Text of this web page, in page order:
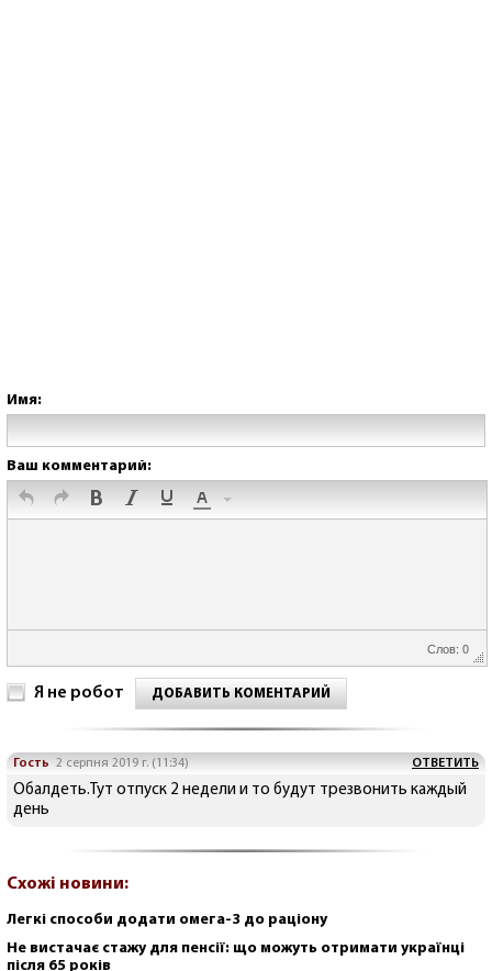
Имя:
Ваш комментарий:
Слов: 0
Я не робот ДОБАВИТЬ КОМЕНТАРИЙ
Гость 2 серпня 2019 г. (11:34) ОТВЕТИТЬ
Обалдеть.Тут отпуск 2 недели и то будут трезвонить каждый
день
Схожі новини:
Легкі способи додати омега-3 до раціону
Не вистачає стажу для пенсії: що можуть отримати українці
після 65 років